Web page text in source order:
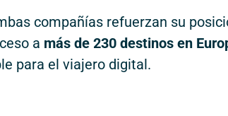
compañías refuerzan su
a más de 230 destinos en
para el viajero digital.